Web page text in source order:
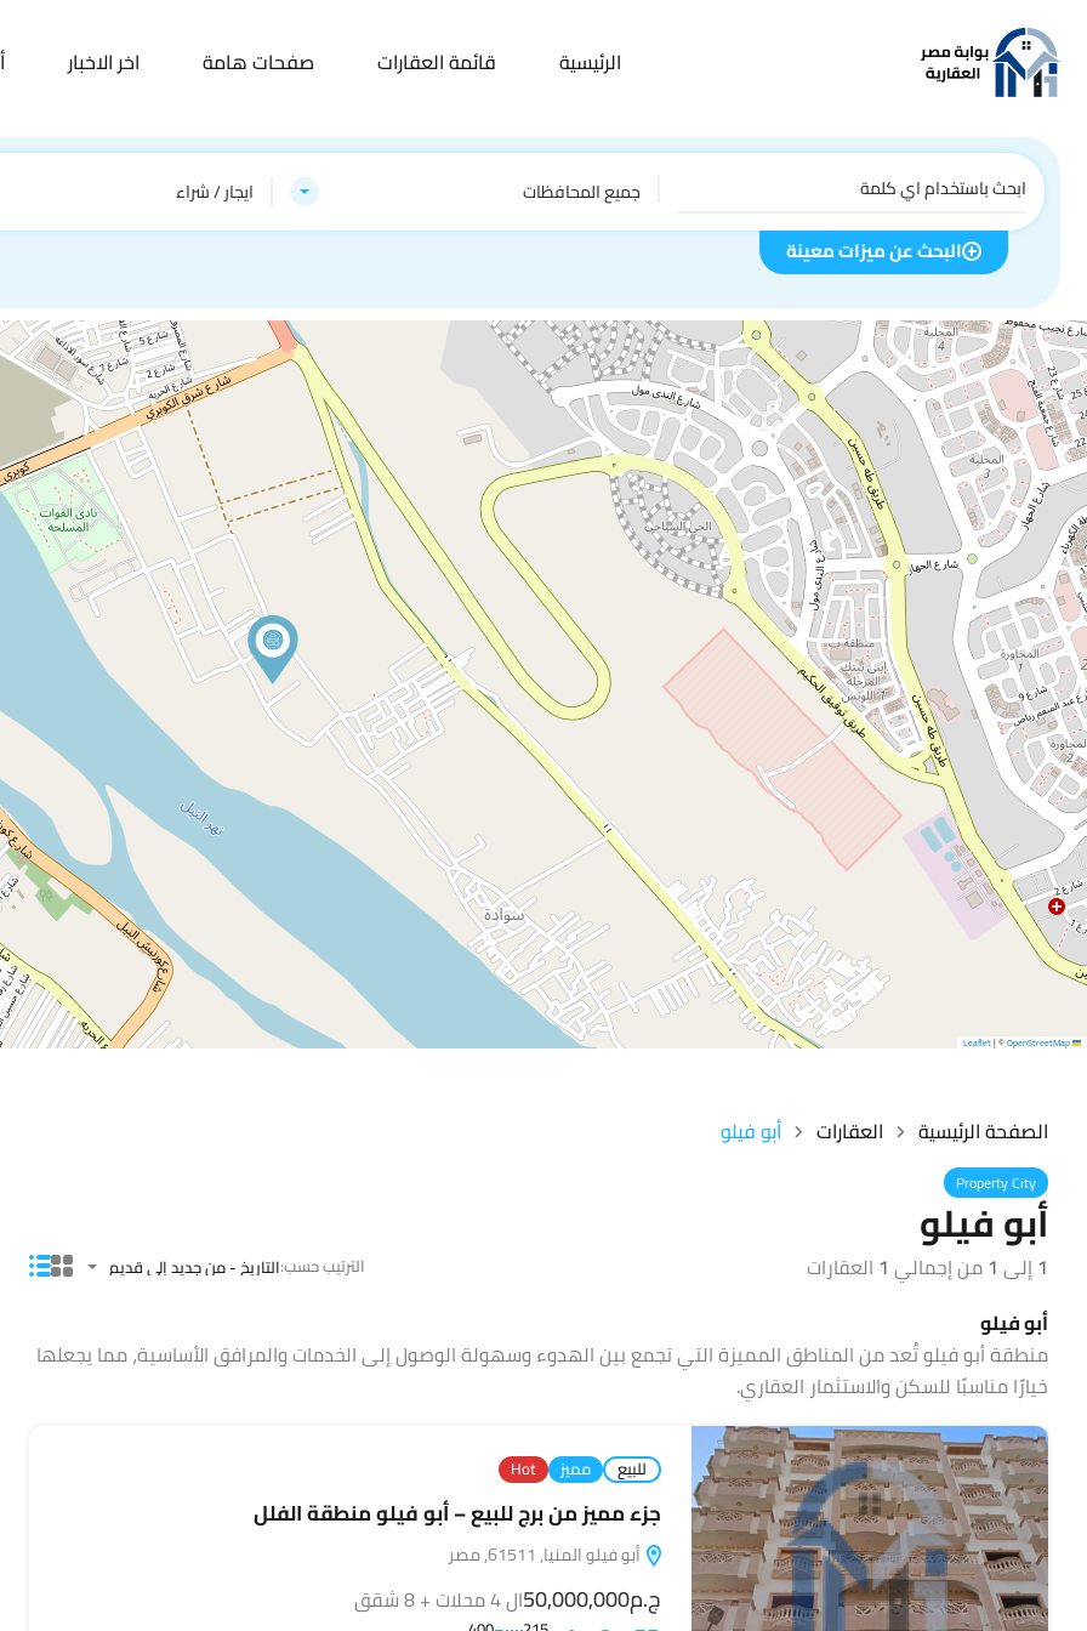
الرئيسية قائمة العقارات صفحات هامة اخر الاخبار
جميع المحافظات ايجار / شراء
البحث عن ميزات معينة
Leaflet
|©OpenStreetMap
الصفحة الرئيسية العقارات أبو فيلو
Property City
أبو فيلو
1إلى 1من إجمالي 1 العقارات الترتيب حسب:التاريخ - من جديد إلى قديم
أبو فيلو
منطقة أبو فيلو تُعد من المناطق المميزة التي تجمع بين الهدوء وسهولة الوصول إلى الخدمات والمرافق الأساسية، مما يجعلها
خيارًا مناسبًا للسكن والاستثمار العقاري.
للبيع مميز Hot
جزء مميز من برج للبيع – أبو فيلو منطقة الفلل
أبو فيلو المنيا, 61511, مصر
ج.م50,000,000 ال 4 محلات + 8 شقق